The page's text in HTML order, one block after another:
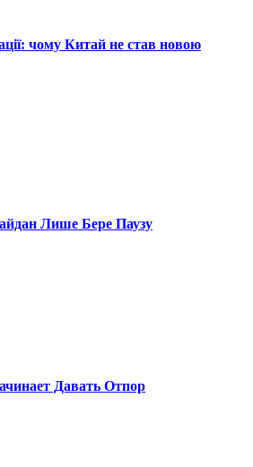
чому Китай не став новою
Лише Бере Паузу
Давать Отпор